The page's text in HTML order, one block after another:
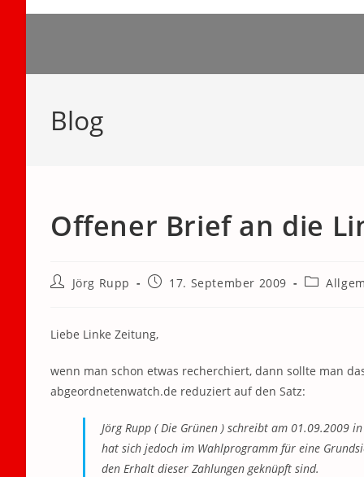
Blog
Offener Brief an die
Beitrags-
Jörg Rupp
Beitrag17. September 2009
Beitrags-
Liebe Linke Zeitung,
wenn man schon etwas recherchiert, dann sollte man
abgeordnetenwatch.de reduziert auf den Satz:
Jörg Rupp ( Die Grünen ) schreibt am 01.09.2009
hat sich jedoch im Wahlprogramm für eine
den Erhalt dieser Zahlungen geknüpft sind.